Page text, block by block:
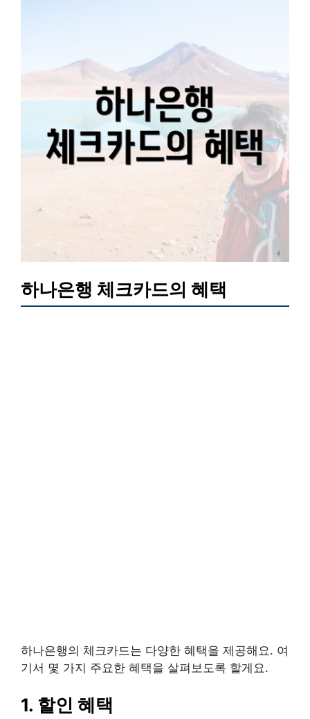
하나은행 체크카드의 혜택
하나은행의 체크카드는 다양한 혜택을 제공해요. 여
기서 몇 가지 주요한 혜택을 살펴보도록 할게요.
1. 할인 혜택